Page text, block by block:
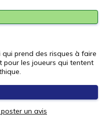
prend des risques à faire
les joueurs qui tentent
un avis